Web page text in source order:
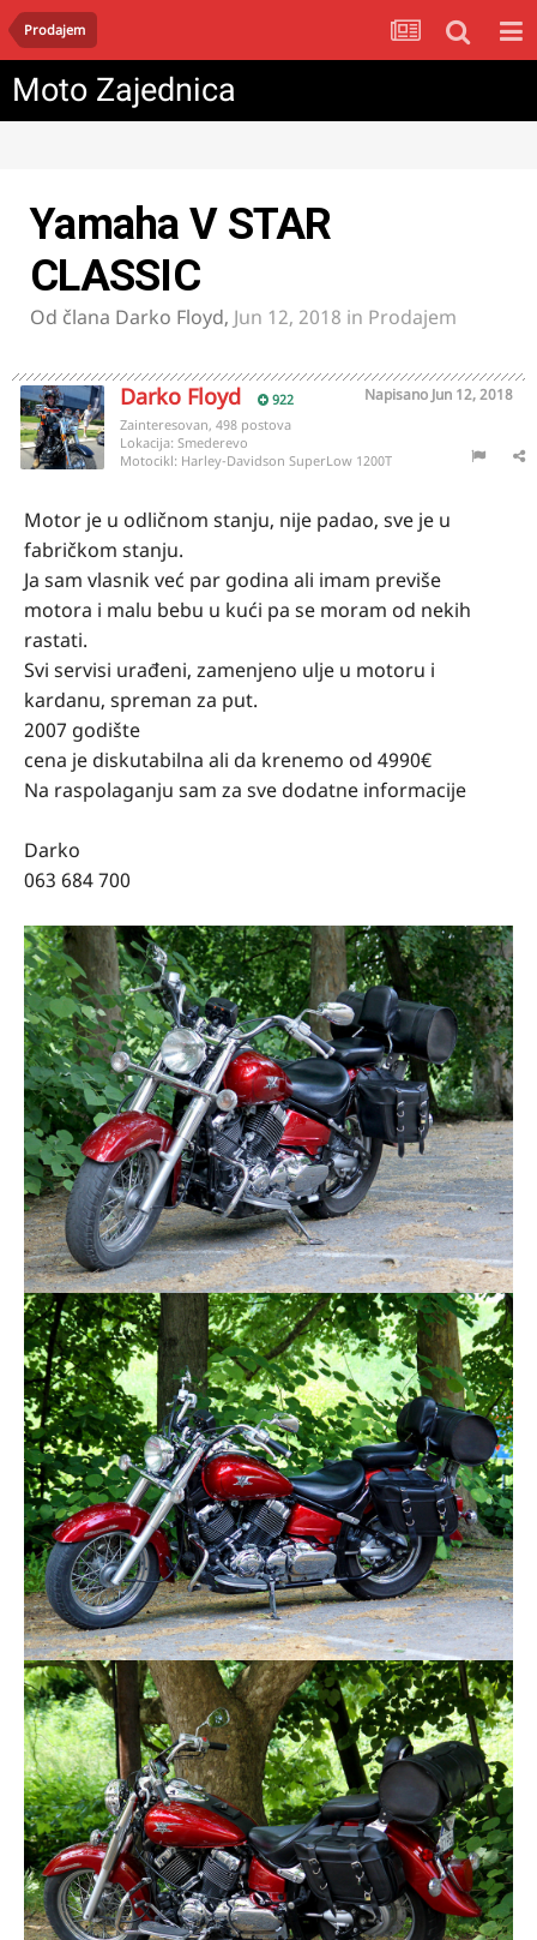
Prodajem
Moto Zajednica
Yamaha V STAR
CLASSIC
Od člana Darko Floyd, Jun 12, 2018 in Prodajem
Darko Floyd 922 Napisano Jun 12, 2018
Zainteresovan, 498 postova
Lokacija: Smederevo
Motocikl: Harley-Davidson SuperLow 1200T
Motor je u odličnom stanju, nije padao, sve je u
fabričkom stanju.
Ja sam vlasnik već par godina ali imam previše
motora i malu bebu u kući pa se moram od nekih
rastati.
Svi servisi urađeni, zamenjeno ulje u motoru i
kardanu, spreman za put.
2007 godište
cena je diskutabilna ali da krenemo od 4990€
Na raspolaganju sam za sve dodatne informacije
Darko
063 684 700